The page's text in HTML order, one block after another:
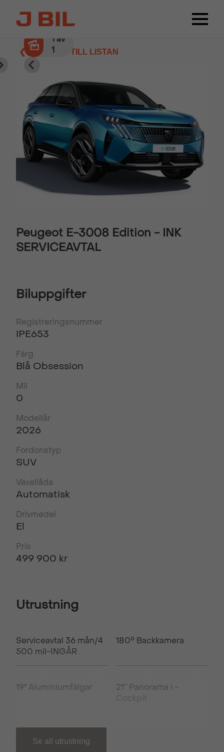
❮ TILLBAKA TILL LISTAN
1av
1
Peugeot E-3008 Edition - INK
SERVICEAVTAL
Biluppgifter
Registreringsnummer
IPE653
Färg
Blå Obsession
Mil
0
Modellår
2026
Fordonstyp
SUV
Växellåda
Automatisk
Drivmedel
El
Pris
499 900 kr
Utrustning
Serviceavtal 36 mån/4
500 mil-INGÅR
180° Backkamera
19" Aluminiumfälgar
21” Panorama i -
Cockpit
Se all utrustning